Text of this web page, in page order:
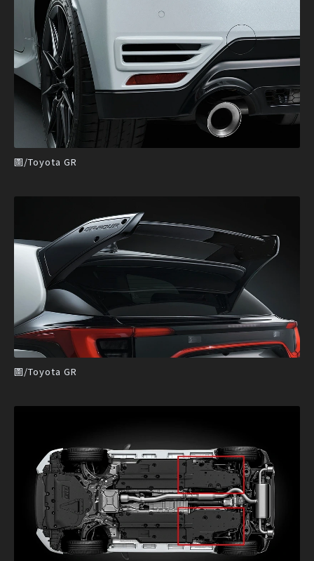
圖/Toyota GR
圖/Toyota GR